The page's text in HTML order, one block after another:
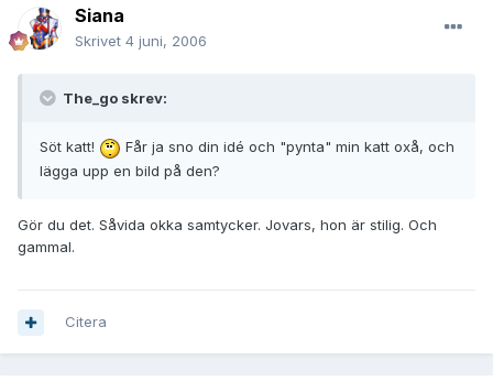
Siana
Skrivet 4 juni, 2006
The_go skrev:
Söt katt!
Får ja sno din idé och "pynta" min katt oxå, och
lägga upp en bild på den?
Gör du det. Såvida okka samtycker. Jovars, hon är stilig. Och
gammal.
Citera